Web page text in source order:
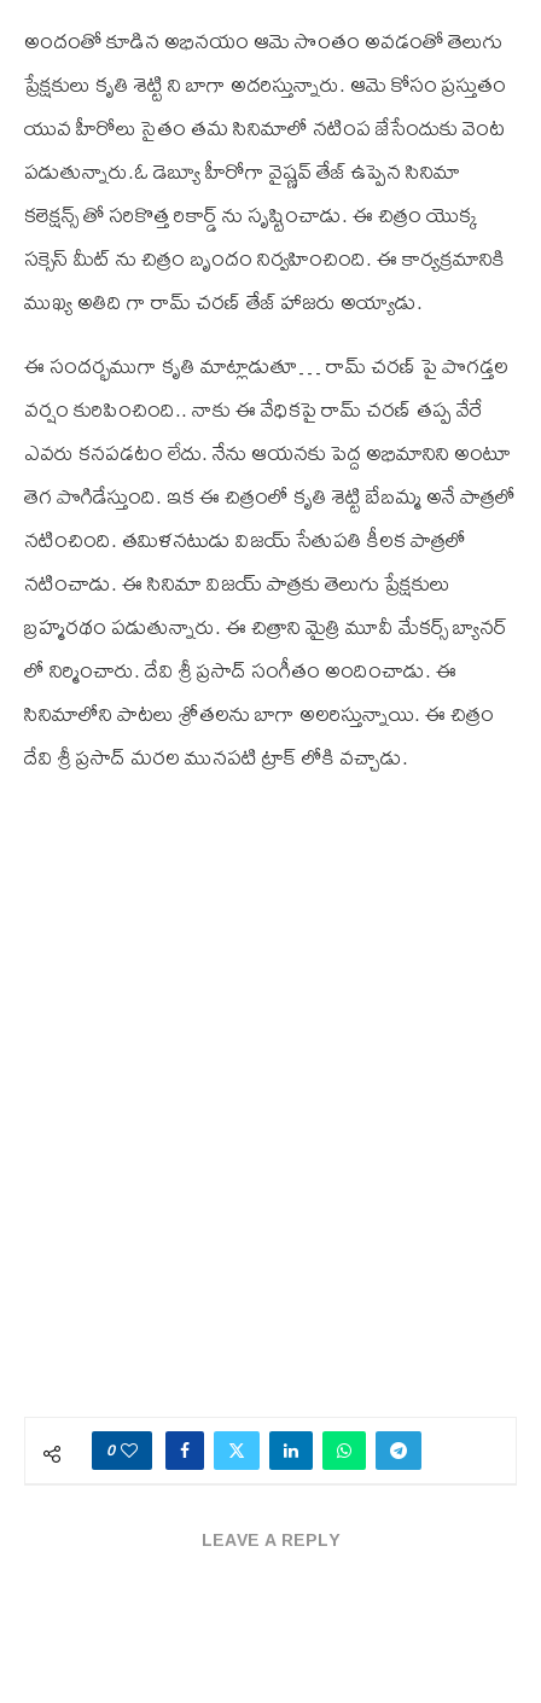
అందంతో కూడిన అభినయం ఆమె సొంతం అవడంతో తెలుగు
ప్రేక్షకులు కృతి శెట్టి ని బాగా అదరిస్తున్నారు. ఆమె కోసం ప్రస్తుతం
యువ హీరోలు సైతం తమ సినిమాలో నటింప జేసేందుకు వెంట
పడుతున్నారు.ఓ డెబ్యూ హీరోగా వైష్ణవ్ తేజ్ ఉప్పెన సినిమా
కలెక్షన్స్ తో సరికొత్త రికార్డ్ ను సృష్టించాడు. ఈ చిత్రం యొక్క
సక్సెస్ మీట్ ను చిత్రం బృందం నిర్వహించింది. ఈ కార్యక్రమానికి
ముఖ్య అతిది గా రామ్ చరణ్ తేజ్ హాజరు అయ్యాడు.
ఈ సందర్భముగా కృతి మాట్లాడుతూ… రామ్ చరణ్ పై పొగడ్తల
వర్షం కురిపించింది.. నాకు ఈ వేధికపై రామ్ చరణ్ తప్ప వేరే
ఎవరు కనపడటం లేదు. నేను ఆయనకు పెద్ద అభిమానిని అంటూ
తెగ పొగిడేస్తుంది. ఇక ఈ చిత్రంలో కృతి శెట్టి బేబమ్మ అనే పాత్రలో
నటించింది. తమిళనటుడు విజయ్ సేతుపతి కీలక పాత్రలో
నటించాడు. ఈ సినిమా విజయ్ పాత్రకు తెలుగు ప్రేక్షకులు
బ్రహ్మరథం పడుతున్నారు. ఈ చిత్రాని మైత్రి మూవీ మేకర్స్ బ్యానర్
లో నిర్మించారు. దేవి శ్రీ ప్రసాద్ సంగీతం అందించాడు. ఈ
సినిమాలోని పాటలు శ్రోతలను బాగా అలరిస్తున్నాయి. ఈ చిత్రం
దేవి శ్రీ ప్రసాద్ మరల మునపటి ట్రాక్ లోకి వచ్చాడు.
0
LEAVE A REPLY